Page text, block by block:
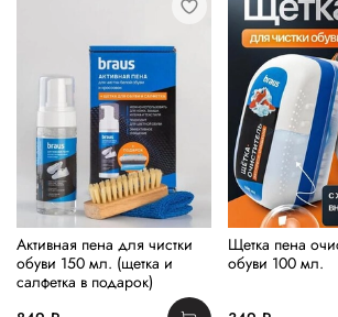
Активная пена для чистки
обуви 150 мл. (щетка и
салфетка в подарок)
Щетка пена
обуви 100 мл.